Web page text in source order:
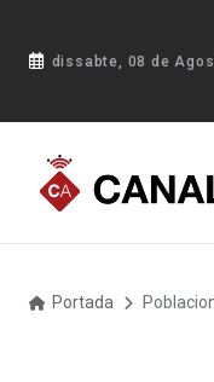
dissabte, 08 de
Portada